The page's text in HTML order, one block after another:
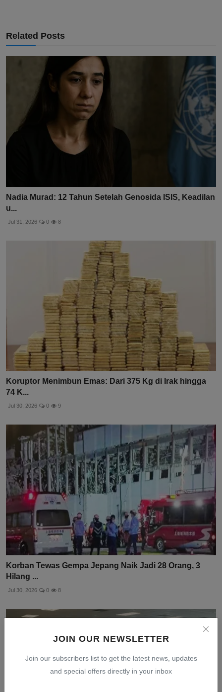
JOIN OUR NEWSLETTER
Join our subscribers list to get the latest news, updates
and special offers directly in your inbox
Related Posts
Nadia Murad: 12 Tahun Setelah Genosida ISIS, Keadilan
u...
Jul 31, 2026 0 8
Koruptor Menimbun Emas: Dari 375 Kg di Irak hingga
74 K...
Jul 30, 2026 0 9
Korban Tewas Gempa Jepang Naik Jadi 28 Orang, 3
Hilang ...
Jul 30, 2026 0 8